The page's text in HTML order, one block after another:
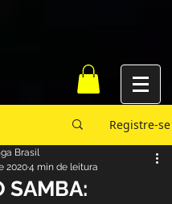
Registre-se
SAMBA:
Brasil
20204 min de leitura